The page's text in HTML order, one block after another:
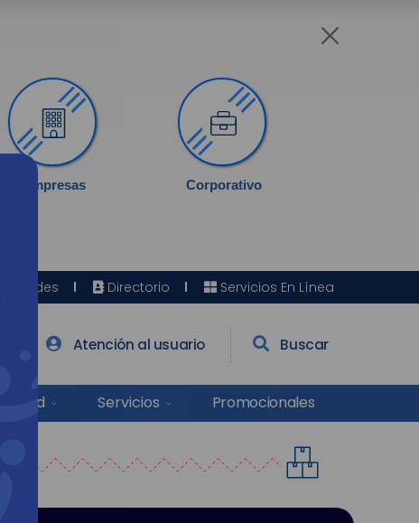
Empresas Corporativo
Sedes Directorio Servicios En Línea
Atención al usuario Buscar
Salud Servicios Promocionales